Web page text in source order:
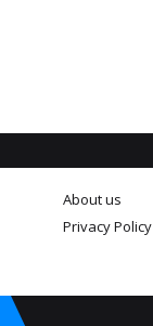
About us
Privacy Policy